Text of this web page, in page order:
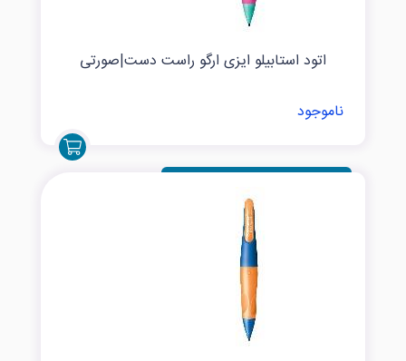
اتود استابیلو ایزی ارگو راست دست|صورتی
ناموجود